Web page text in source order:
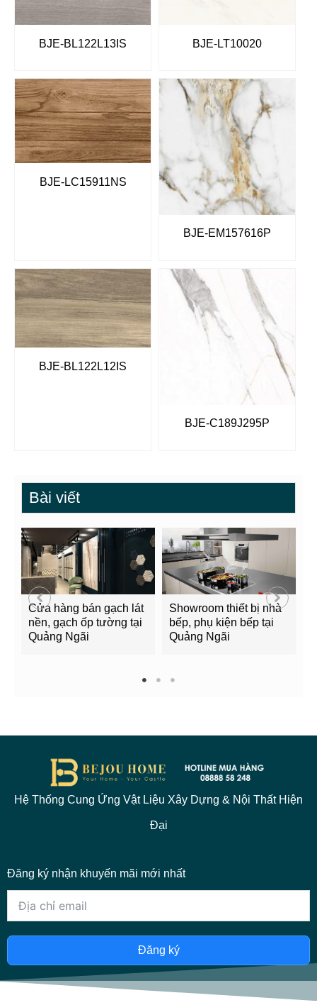
BJE-BL122L13IS BJE-LT10020
BJE-LC15911NS
BJE-EM157616P
BJE-BL122L12IS
BJE-C189J295P
Bài viết
Cửa hàng bán gạch lát
nền, gạch ốp tường tại
Quảng Ngãi
Showroom thiết bị nhà
bếp, phụ kiện bếp tại
Quảng Ngãi
1 2 3
Hệ Thống Cung Ứng Vật Liệu Xây Dựng & Nội Thất Hiện
Đại
Đăng ký nhận khuyến mãi mới nhất
Đăng ký